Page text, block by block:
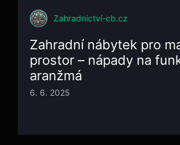
Zahradnictví-cb.cz
Zahradní nábytek pro
prostor – nápady na
aranžmá
6. 6. 2025